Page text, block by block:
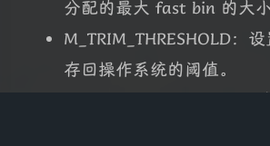
分配的最大 fast bin 的大小
M_TRIM_THRESHOLD：
存回操作系统的阈值。
M_TOP_PAD：设置 sbrk